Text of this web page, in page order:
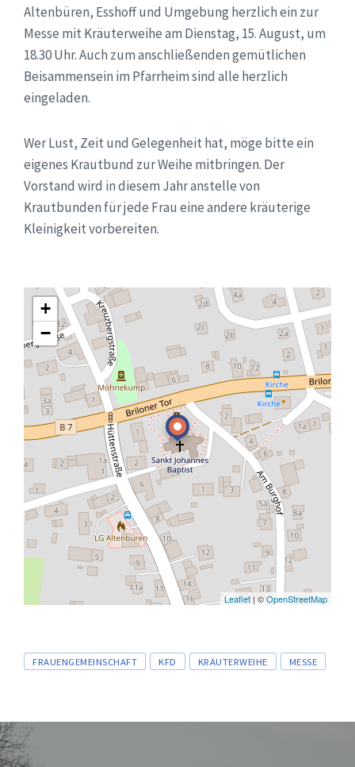
Altenbüren, Esshoff und Umgebung herzlich ein zur
Messe mit Kräuterweihe am Dienstag, 15. August, um
18.30 Uhr. Auch zum anschließenden gemütlichen
Beisammensein im Pfarrheim sind alle herzlich
eingeladen.
Wer Lust, Zeit und Gelegenheit hat, möge bitte ein
eigenes Krautbund zur Weihe mitbringen. Der
Vorstand wird in diesem Jahr anstelle von
Krautbunden für jede Frau eine andere kräuterige
Kleinigkeit vorbereiten.
+
−
Leaflet | ©OpenStreetMap
Tags
FRAUENGEMEINSCHAFT KFD KRÄUTERWEIHE MESSE